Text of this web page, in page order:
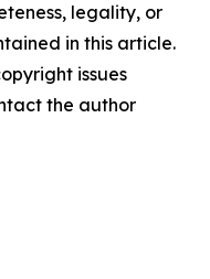
legality, or
in this article.
issues
the author